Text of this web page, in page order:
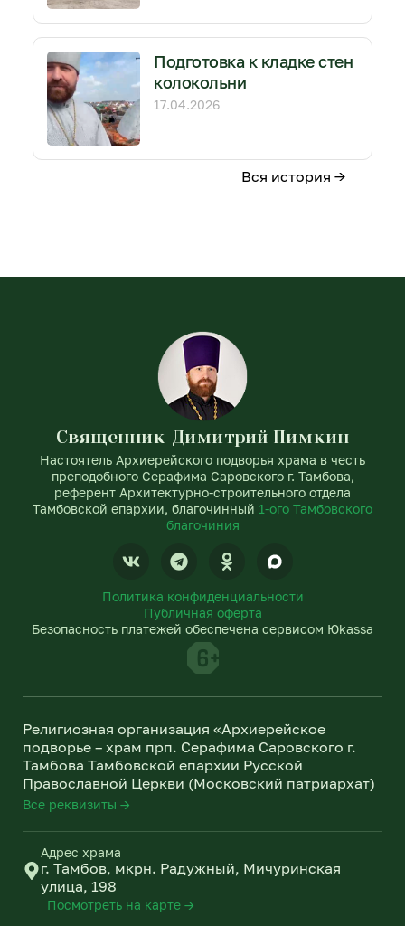
Подготовка к кладке стен
колокольни
17.04.2026
Вся история →
Священник Димитрий Пимкин
Настоятель Архиерейского подворья храма в честь
преподобного Серафима Саровского г. Тамбова,
референт Архитектурно-строительного отдела
Тамбовской епархии, благочинный 1-ого Тамбовского
благочиния
V
k
T
e
e
g
m
O
d
o
k
s
i
k
i
Политика конфиденциальности
Публичная оферта
Безопасность платежей обеспечена сервисом Юkassa
Религиозная организация «Архиерейское
подворье – храм прп. Серафима Саровского г.
Тамбова Тамбовской епархии Русской
Православной Церкви (Московский патриархат)
Все реквизиты →
Адрес храма
г. Тамбов, мкрн. Радужный, Мичуринская
улица, 198
Посмотреть на карте →